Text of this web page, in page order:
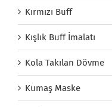
Kırmızı Buff
Kışlık Buff İmalatı
Kola Takılan Dövme
Kumaş Maske